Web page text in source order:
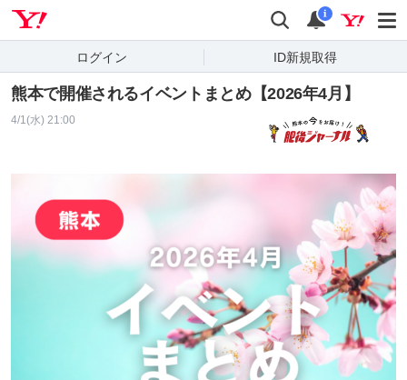
検索 通知
i
ログイン ID新規取得
熊本で開催されるイベントまとめ【2026年4月】
4/1(水) 21:00